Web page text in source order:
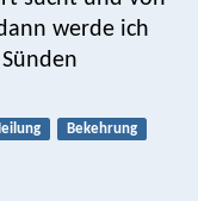
werde ich
Bekehrung